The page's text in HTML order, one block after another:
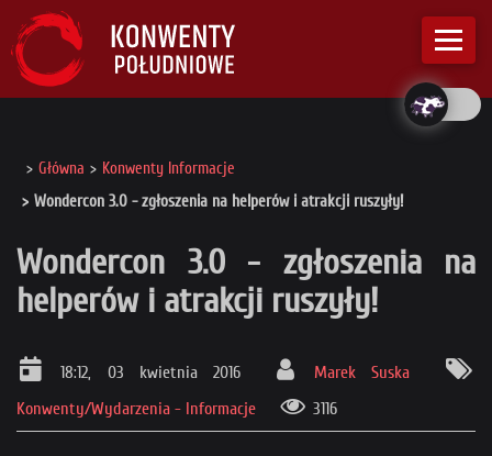
Główna
Konwenty Informacje
Wondercon 3.0 - zgłoszenia na helperów i atrakcji ruszyły!
Wondercon 3.0 - zgłoszenia na
helperów i atrakcji ruszyły!
18:12, 03 kwietnia 2016
Marek Suska
Konwenty/Wydarzenia - Informacje
3116